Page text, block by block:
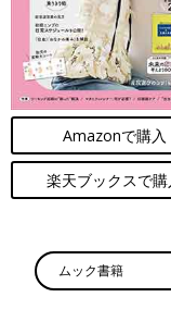
Amazonで購入
楽天ブックスで購
ムック書籍